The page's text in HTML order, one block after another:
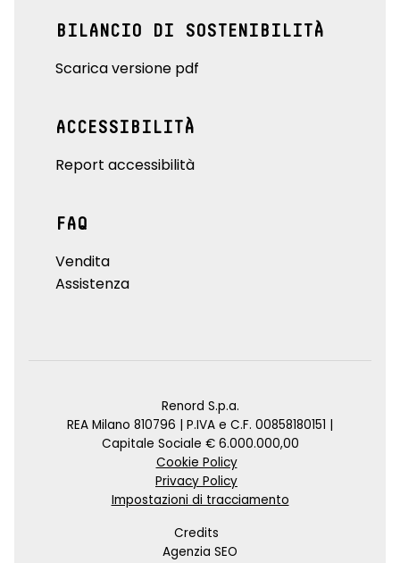
BILANCIO DI SOSTENIBILITÀ
Scarica versione pdf
ACCESSIBILITÀ
Report accessibilità
FAQ
Vendita
Assistenza
Renord S.p.a.
REA Milano 810796 | P.IVA e C.F. 00858180151 |
Capitale Sociale € 6.000.000,00
Cookie Policy
Privacy Policy
Impostazioni di tracciamento
Credits
Agenzia SEO